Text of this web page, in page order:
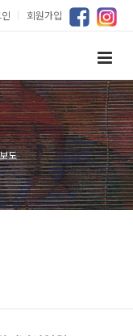
｜ 회원가입
도